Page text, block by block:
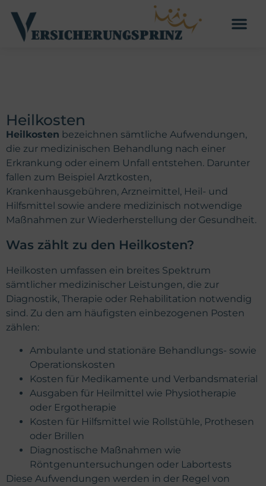
Heilkosten
Heilkosten bezeichnen sämtliche Aufwendungen,
die zur medizinischen Behandlung nach einer
Erkrankung oder einem Unfall entstehen. Darunter
fallen zum Beispiel Arztkosten,
Krankenhausgebühren, Arzneimittel, Heil- und
Hilfsmittel sowie andere medizinisch notwendige
Maßnahmen zur Wiederherstellung der Gesundheit.
Was zählt zu den Heilkosten?
Heilkosten umfassen ein breites Spektrum
sämtlicher medizinischer Leistungen, die zur
Diagnostik, Therapie oder Rehabilitation notwendig
sind. Zu den am häufigsten einbezogenen Posten
zählen:
Ambulante und stationäre Behandlungs- sowie
Operationskosten
Kosten für Medikamente und Verbandsmaterial
Ausgaben für Heilmittel wie Physiotherapie
oder Ergotherapie
Kosten für Hilfsmittel wie Rollstühle, Prothesen
oder Brillen
Diagnostische Maßnahmen wie
Röntgenuntersuchungen oder Labortests
Diese Aufwendungen werden in der Regel von